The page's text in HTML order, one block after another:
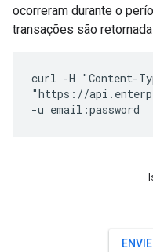
ocorreram durante o
transações são
curl -H "Content-
"https://